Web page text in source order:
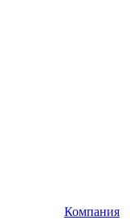
Компания